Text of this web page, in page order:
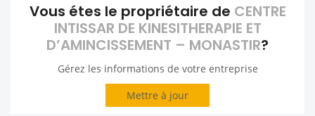
Vous étes le propriétaire de CENTRE
INTISSAR DE KINESITHERAPIE ET
D’AMINCISSEMENT – MONASTIR?
Gérez les informations de votre entreprise
Mettre à jour